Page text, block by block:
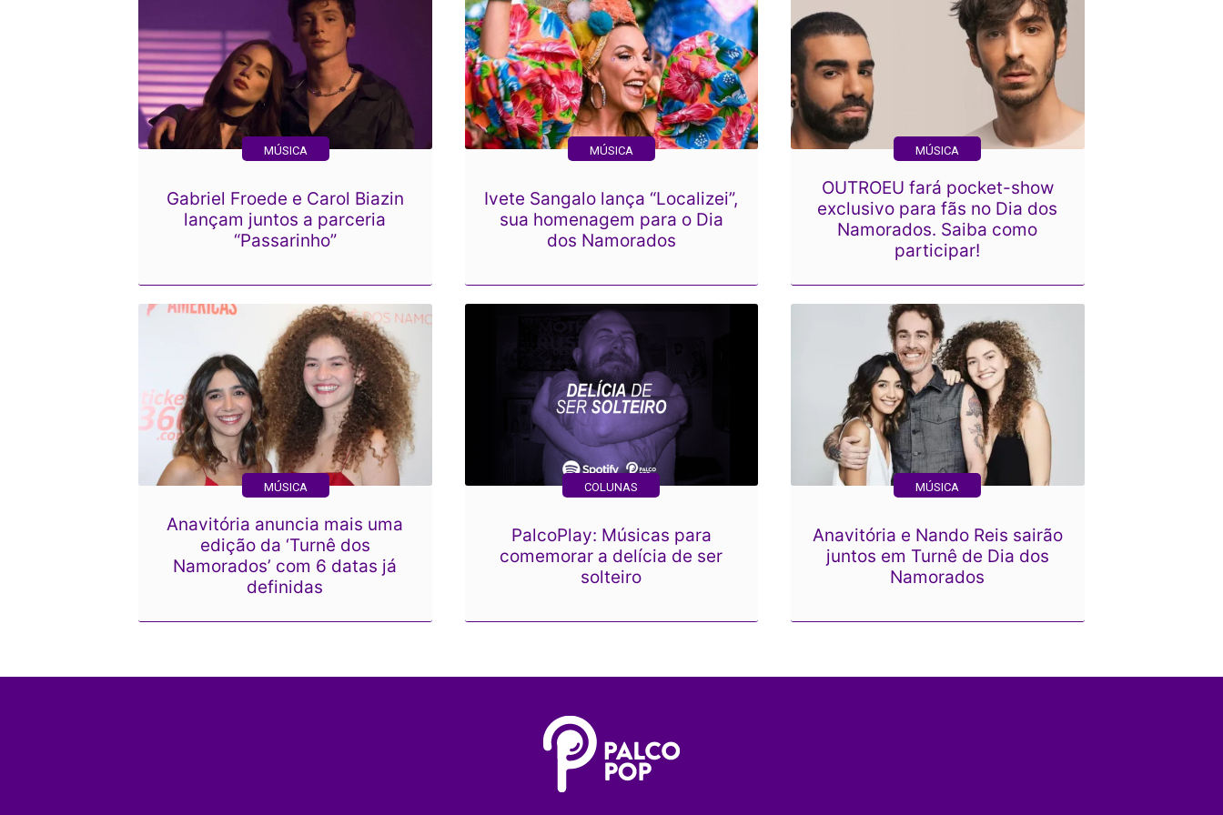
MÚSICA
Gabriel Froede e Carol Biazin
lançam juntos a parceria
“Passarinho”
MÚSICA
Ivete Sangalo lança “Localizei”,
sua homenagem para o Dia
dos Namorados
MÚSICA
OUTROEU fará pocket-show
exclusivo para fãs no Dia dos
Namorados. Saiba como
participar!
MÚSICA
Anavitória anuncia mais uma
edição da ‘Turnê dos
Namorados’ com 6 datas já
definidas
COLUNAS
PalcoPlay: Músicas para
comemorar a delícia de ser
solteiro
MÚSICA
Anavitória e Nando Reis sairão
juntos em Turnê de Dia dos
Namorados